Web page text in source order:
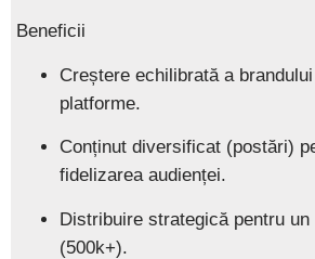
Beneficii
Creștere echilibrată a
platforme.
Conținut diversificat (postări)
fidelizarea audienței.
Distribuire strategică pentru
(500k+).